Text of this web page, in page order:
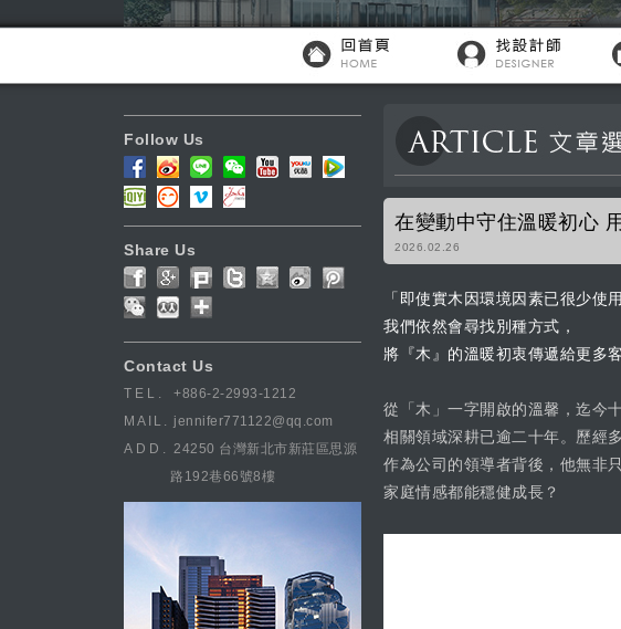
Follow Us
Share Us
Contact Us
TEL.
+886-2-2993-1212
MAIL. jennifer771122@qq.com
ADD. 24250 台灣新北市新莊區思源
路192巷66號8樓
在變動中守住溫暖初心
2026.02.26
「即使實木因環境因素已很少使用
我們依然會尋找別種方式，
將『木』的溫暖初衷傳遞給更多客
從「木」一字開啟的溫馨，迄今
相關領域深耕已逾二十年。歷經
作為公司的領導者背後，他無非
家庭情感都能穩健成長？